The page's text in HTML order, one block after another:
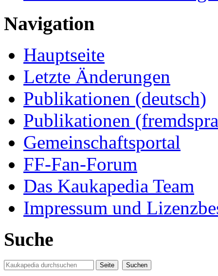
Navigation
Hauptseite
Letzte Änderungen
Publikationen (deutsch)
Publikationen
Gemeinschaftsportal
FF-Fan-Forum
Das Kaukapedia Team
Impressum und
Suche